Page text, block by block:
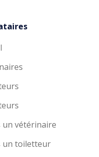
un vétérinaire
un toiletteur